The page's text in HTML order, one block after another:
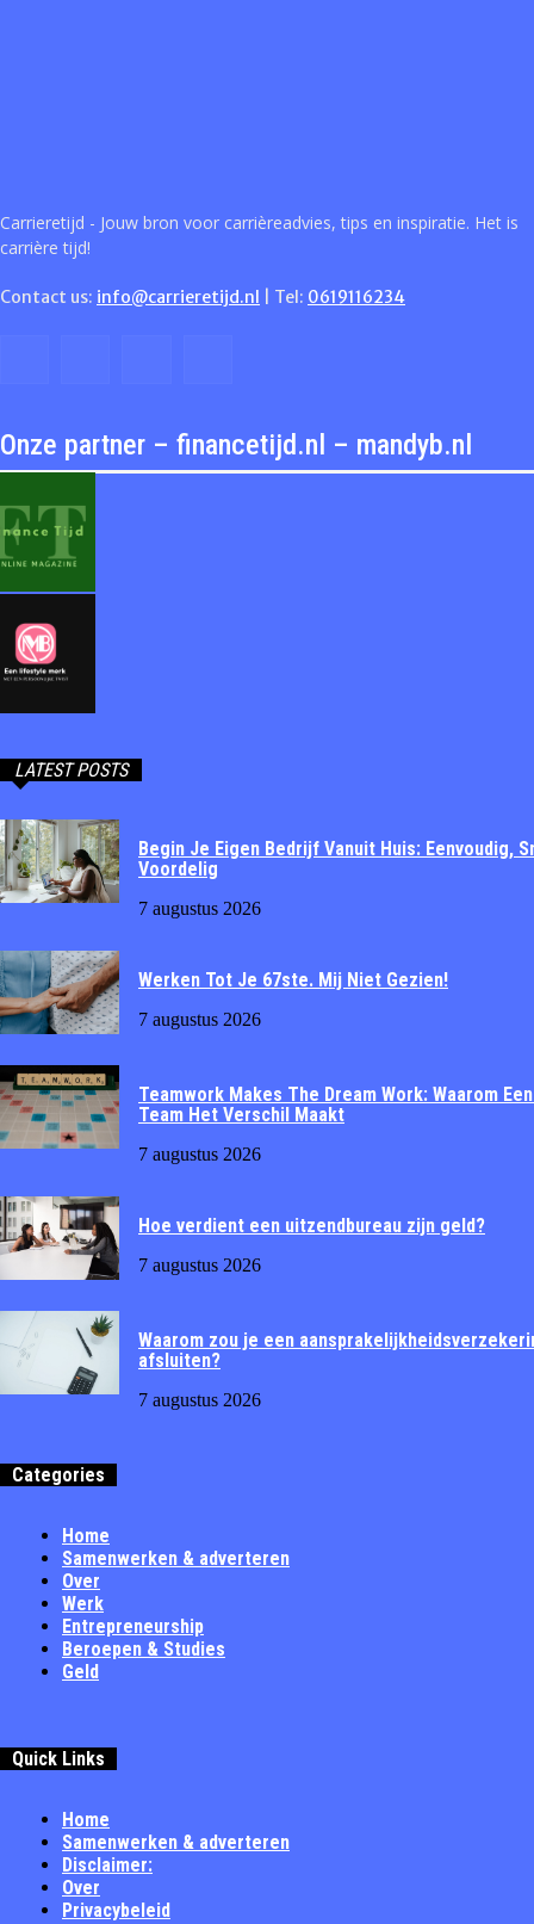
Carrieretijd - Jouw bron voor carrièreadvies, tips en inspiratie. Het is
carrière tijd!
Contact us: info@carrieretijd.nl | Tel: 0619116234
Onze partner – financetijd.nl – mandyb.nl
LATEST POSTS
Begin Je Eigen Bedrijf Vanuit Huis: Eenvoudig,
Voordelig
7 augustus 2026
Werken Tot Je 67ste. Mij Niet Gezien!
7 augustus 2026
Teamwork Makes The Dream Work: Waarom
Team Het Verschil Maakt
7 augustus 2026
Hoe verdient een uitzendbureau zijn geld?
7 augustus 2026
Waarom zou je een
afsluiten?
7 augustus 2026
Categories
Home
Samenwerken & adverteren
Over
Werk
Entrepreneurship
Beroepen & Studies
Geld
Quick Links
Home
Samenwerken & adverteren
Disclaimer:
Over
Privacybeleid